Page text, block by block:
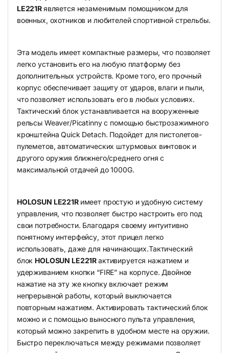
LE221Rявляется незаменимым помощником для
военных, охотников и любителей спортивной стрельбы.
Эта модель имеет компактные размеры, что позволяет
легко установить его на любую платформу без
дополнительных устройств. Кроме того, его прочный
корпус обеспечивает защиту от ударов, влаги и пыли,
что позволяет использовать его в любых условиях.
Тактический блок устанавливается на вооруженные
рельсы Weaver/Picatinny с помощью быстрозажимного
кронштейна Quick Detach. Подойдет для пистолетов-
пулеметов, автоматических штурмовых винтовок и
другого оружия ближнего/среднего огня с
максимальной отдачей до 1000G.
HOLOSUN LE221R имеет простую и удобную систему
управления, что позволяет быстро настроить его под
свои потребности. Благодаря своему интуитивно
понятному интерфейсу, этот прицел легко
использовать, даже для начинающих.Тактический
блок HOLOSUN LE221Rактивируется нажатием и
удерживанием кнопки “FIRE” на корпусе. Двойное
нажатие на эту же кнопку включает режим
непрерывной работы, который выключается
повторным нажатием. Активировать тактический блок
можно и с помощью выносного пульта управления,
который можно закрепить в удобном месте на оружии.
Быстро переключаться между режимами позволяет